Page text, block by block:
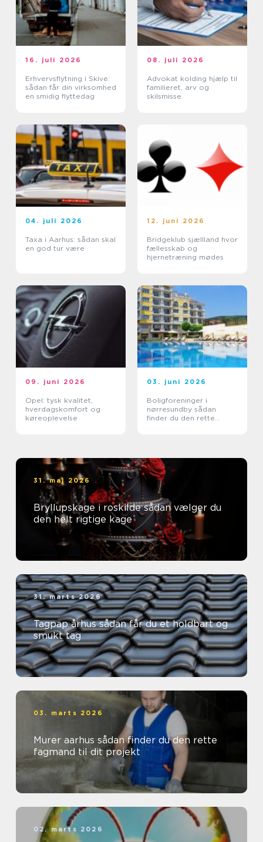
16. juli 2026
Erhvervsflytning i Skive:
sådan får din virksomhed
en smidig flyttedag
08. juli 2026
Advokat kolding hjælp til
familieret, arv og
skilsmisse
04. juli 2026
Taxa i Aarhus: sådan skal
en god tur være
12. juni 2026
Bridgeklub sjællland hvor
fællesskab og
hjernetræning mødes
09. juni 2026
Opel: tysk kvalitet,
hverdagskomfort og
køreoplevelse
03. juni 2026
Boligforeninger i
nørresundby sådan
finder du den rette
31. maj 2026
Bryllupskage i roskilde sådan vælger du
den helt rigtige kage
31. marts 2026
Tagpap århus sådan får du et holdbart og
smukt tag
03. marts 2026
Murer aarhus sådan finder du den rette
fagmand til dit projekt
02. marts 2026